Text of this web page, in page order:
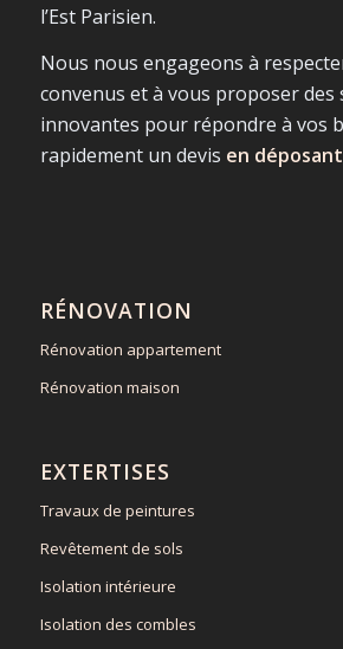
l’Est Parisien.
Nous nous engageons à
convenus et à vous proposer des
innovantes pour répondre à vos
rapidement un devis en
RÉNOVATION
Rénovation appartement
Rénovation maison
EXTERTISES
Travaux de peintures
Revêtement de sols
Isolation intérieure
Isolation des combles